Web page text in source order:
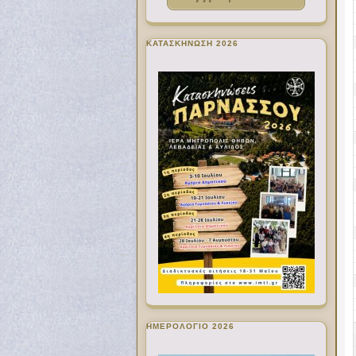
ΚΑΤΑΣΚΗΝΩΣΗ 2026
ΗΜΕΡΟΛΟΓΙΟ 2026